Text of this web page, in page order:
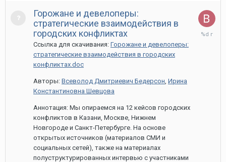
Горожане и девелоперы:
стратегические взаимодействия в
городских конфликтах
Ссылка для скачивания: Горожане и девелоперы:
стратегические взаимодействия в городских
конфликтах.doc
Авторы: Всеволод Дмитриевич Бедерсон, Ирина
Константиновна Шевцова
Аннотация: Мы опираемся на 12 кейсов городских
конфликтов в Казани, Москве, Нижнем
Новгороде и Санкт-Петербурге. На основе
открытых источников (материалов СМИ и
социальных сетей), также на материалах
полуструктурированных интервью с участниками
29